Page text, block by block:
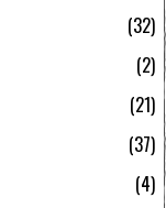
32
2
21
37
4